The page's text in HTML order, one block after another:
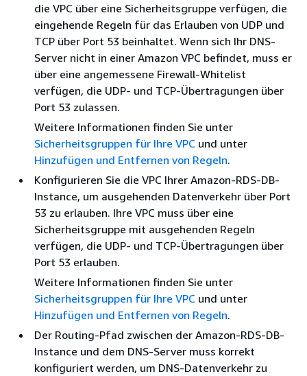
die VPC über eine Sicherheitsgruppe verfügen, die
eingehende Regeln für das Erlauben von UDP und
TCP über Port 53 beinhaltet. Wenn sich Ihr DNS-
Server nicht in einer Amazon VPC befindet, muss er
über eine angemessene Firewall-Whitelist
verfügen, die UDP- und TCP-Übertragungen über
Port 53 zulassen.
Weitere Informationen finden Sie unter
Sicherheitsgruppen für Ihre VPC und unter
Hinzufügen und Entfernen von Regeln.
Konfigurieren Sie die VPC Ihrer Amazon-RDS-DB-
Instance, um ausgehenden Datenverkehr über Port
53 zu erlauben. Ihre VPC muss über eine
Sicherheitsgruppe mit ausgehenden Regeln
verfügen, die UDP- und TCP-Übertragungen über
Port 53 erlauben.
Weitere Informationen finden Sie unter
Sicherheitsgruppen für Ihre VPC und unter
Hinzufügen und Entfernen von Regeln.
Der Routing-Pfad zwischen der Amazon-RDS-DB-
Instance und dem DNS-Server muss korrekt
konfiguriert werden, um DNS-Datenverkehr zu